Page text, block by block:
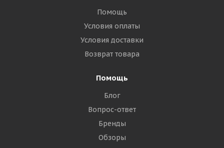
Помощь
Условия оплаты
Условия доставки
Возврат товара
Помощь
Блог
Вопрос-ответ
Бренды
Обзоры